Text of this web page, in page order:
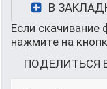
В
Если скачивание
нажмите на
ПОДЕЛИТЬСЯ